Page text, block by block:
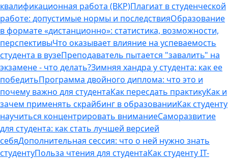
квалификационная работа (ВКР)Плагиат в студенческой
работе: допустимые нормы и последствияОбразование
в формате «дистанционно»: статистика, возможности,
перспективыЧто оказывает влияние на успеваемость
студента в вузеПреподаватель пытается "завалить" на
экзамене - что делать?Зимняя хандра у студента: как ее
победитьПрограмма двойного диплома: что это и
почему важно для студентаКак пересдать практикуКак и
зачем применять скрайбинг в образованииКак студенту
научиться концентрировать вниманиеСаморазвитие
для студента: как стать лучшей версией
себяДополнительная сессия: что о ней нужно знать
студентуПольза чтения для студентаКак студенту IT-